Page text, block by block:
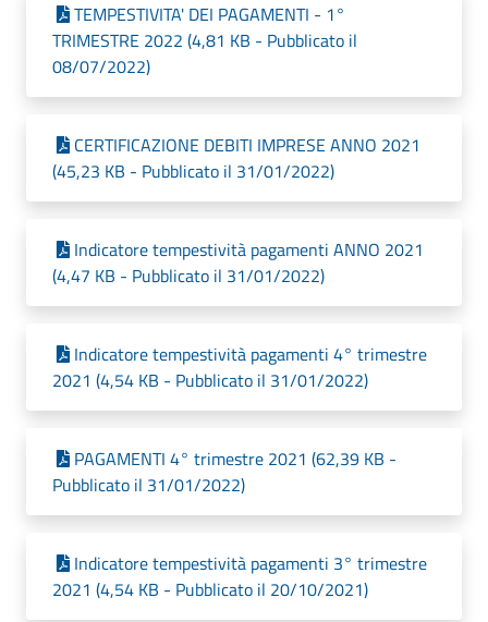
TEMPESTIVITA' DEI PAGAMENTI - 1°
TRIMESTRE 2022 (4,81 KB - Pubblicato il
08/07/2022)
CERTIFICAZIONE DEBITI IMPRESE ANNO 2021
(45,23 KB - Pubblicato il 31/01/2022)
Indicatore tempestività pagamenti ANNO 2021
(4,47 KB - Pubblicato il 31/01/2022)
Indicatore tempestività pagamenti 4° trimestre
2021 (4,54 KB - Pubblicato il 31/01/2022)
PAGAMENTI 4° trimestre 2021 (62,39 KB -
Pubblicato il 31/01/2022)
Indicatore tempestività pagamenti 3° trimestre
2021 (4,54 KB - Pubblicato il 20/10/2021)